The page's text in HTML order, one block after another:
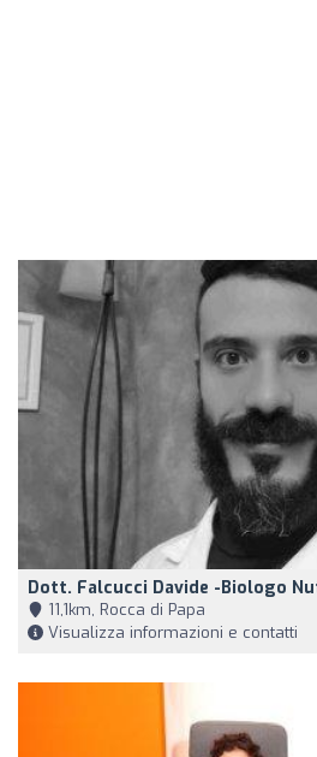
Dott. Falcucci Davide -Biologo
11,1km, Rocca di Papa
Visualizza informazioni e contatti